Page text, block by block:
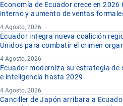
Economía de Ecuador crece en
interno y aumento de ventas
4 Agosto, 2026
Ecuador integra nueva coalición
Unidos para combatir el crimen
4 Agosto, 2026
Ecuador moderniza su estrategia
e inteligencia hasta 2029
4 Agosto, 2026
Canciller de Japón arribara a